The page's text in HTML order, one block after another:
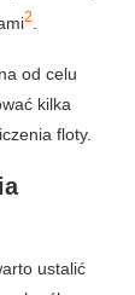
2
od celu
kilka
floty.
ustalić